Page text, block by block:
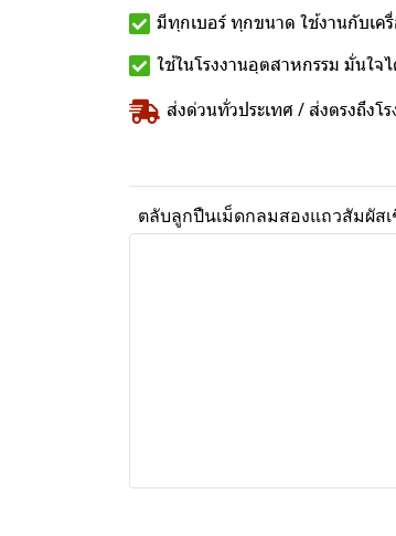
มีทุกเบอร์ ทุกขนาด ใช้งานกับเค
ใช้ในโรงงานอุตสาหกรรม มั่นใจ
ส่งด่วนทั่วประเทศ / ส่งตรงถึงโร
ตลับลูกปืนเม็ดกลมสองแถวสัมผัส